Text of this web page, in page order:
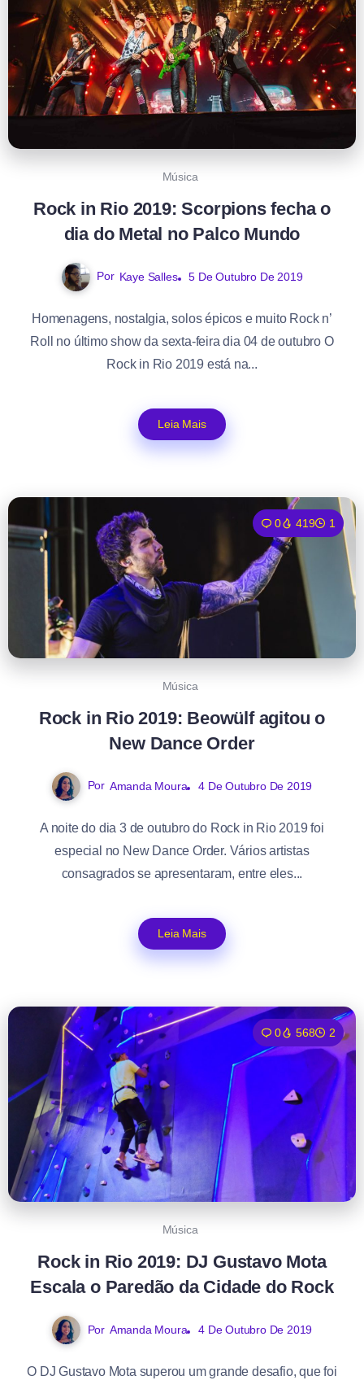
Música
Rock in Rio 2019: Scorpions fecha o
dia do Metal no Palco Mundo
Por Kaye Salles 5 De Outubro De 2019
Homenagens, nostalgia, solos épicos e muito Rock n’
Roll no último show da sexta-feira dia 04 de outubro O
Rock in Rio 2019 está na...
Leia Mais
0 419 1
Música
Rock in Rio 2019: Beowülf agitou o
New Dance Order
Por Amanda Moura 4 De Outubro De 2019
A noite do dia 3 de outubro do Rock in Rio 2019 foi
especial no New Dance Order. Vários artistas
consagrados se apresentaram, entre eles...
Leia Mais
0 568 2
Música
Rock in Rio 2019: DJ Gustavo Mota
Escala o Paredão da Cidade do Rock
Por Amanda Moura 4 De Outubro De 2019
O DJ Gustavo Mota superou um grande desafio, que foi